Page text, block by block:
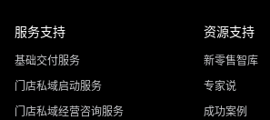
服务支持
基础交付服务
门店私域启动服务
门店私域经营咨询服务
资源支持
新零售智库
专家说
成功案例